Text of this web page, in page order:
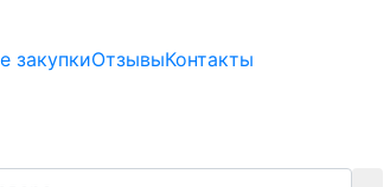
закупкиОтзывыКонтакты